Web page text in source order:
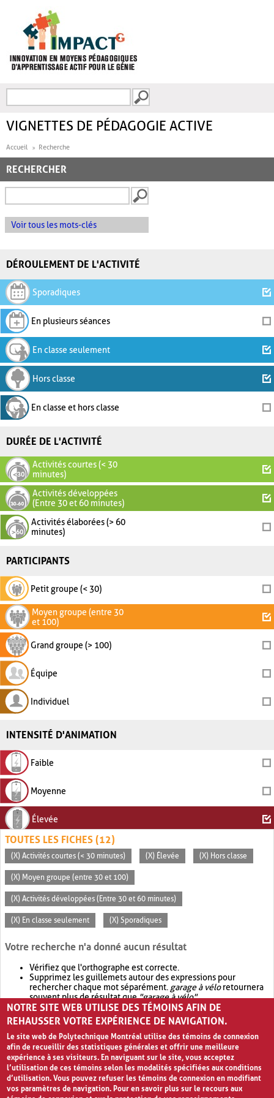
FORMULAIRE DE
VIGNETTES DE PÉDAGOGIE ACTIVE
Accueil Recherche
RECHERCHER
Voir tous les mots-clés
DÉROULEMENT DE L'ACTIVITÉ
Sporadiques
En plusieurs séances
En classe seulement
Hors classe
En classe et hors classe
DURÉE DE L'ACTIVITÉ
Activités courtes (< 30
minutes)
Activités développées
(Entre 30 et 60 minutes)
Activités élaborées (> 60
minutes)
PARTICIPANTS
Petit groupe (< 30)
Moyen groupe (entre 30
et 100)
Grand groupe (> 100)
Équipe
Individuel
INTENSITÉ D'ANIMATION
Faible
Moyenne
Élevée
TOUTES LES FICHES (12)
(X) Activités courtes (< 30 minutes) (X) Élevée (X) Hors classe
(X) Moyen groupe (entre 30 et 100)
(X) Activités développées (Entre 30 et 60 minutes)
(X) En classe seulement (X) Sporadiques
Votre recherche n'a donné aucun résultat
Vérifiez que l'orthographe est correcte.
Supprimez les guillemets autour des expressions pour
rechercher chaque mot séparément. garage à véloretournera
souvent plus de résultat que"garage à vélo".
Envisagez d'élargir votre recherche avec OR.garage OR vélo
retournera souvent plus de résultat quegarage à vélo
NOTRE SITE WEB UTILISE DES TÉMOINS AFIN DE
REHAUSSER VOTRE EXPÉRIENCE DE NAVIGATION.
Le site web de Polytechnique Montréal utilise des témoins de connexion
afin de recueillir des statistiques générales et offrir une meilleure
expérience à ses visiteurs. En naviguant sur le site, vous acceptez
l’utilisation de ces témoins selon les modalités spécifiées aux conditions
d’utilisation. Vous pouvez refuser les témoins de connexion en modifiant
vos paramètres de navigation. Pour en savoir plus sur le recours aux